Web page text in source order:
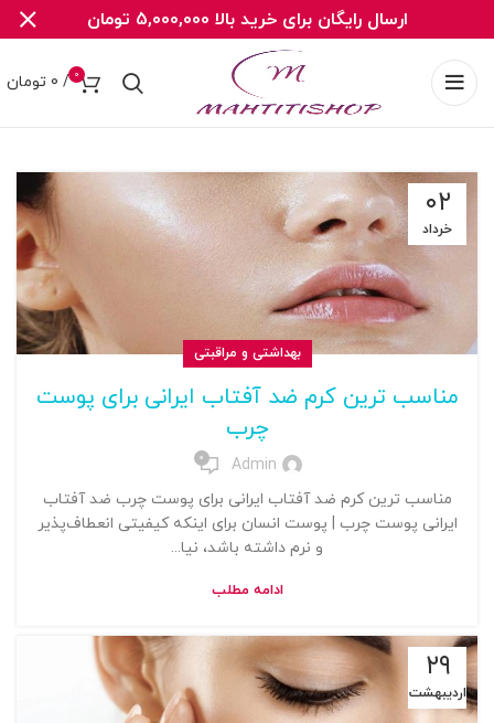
0
/
0 تومان
۰۲
خرداد
بهداشتی و مراقبتی
مناسب ترین کرم ضد آفتاب ایرانی برای پوست
چرب
Admin
0
مناسب ترین کرم ضد آفتاب ایرانی برای پوست چرب ضد آفتاب
ایرانی پوست چرب | پوست انسان برای اینکه کیفیتی انعطاف‌پذیر
و نرم داشته باشد، نیا...
ادامه مطلب
۲۹
اردیبهشت
ارسال رایگان برای خرید بالا 5,000,000 تومان